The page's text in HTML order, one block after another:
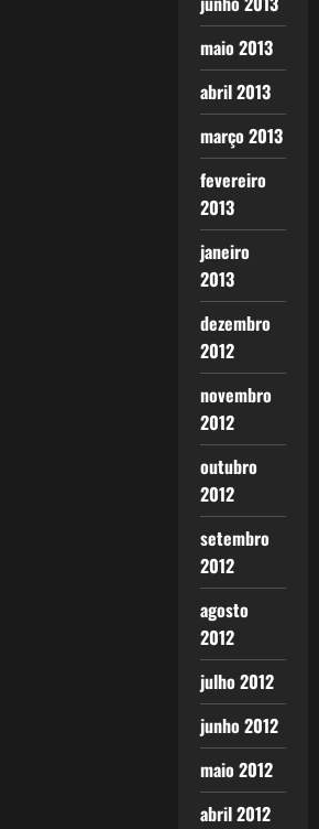
maio 2013
abril 2013
março 2013
fevereiro
2013
janeiro
2013
dezembro
2012
novembro
2012
outubro
2012
setembro
2012
agosto
2012
julho 2012
junho 2012
maio 2012
abril 2012